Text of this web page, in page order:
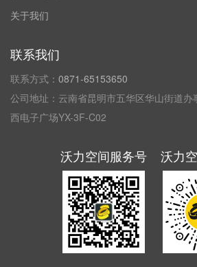
关于我们
联系我们
联系方式： 0871-65153650
公司地址：云南省昆明市五华区华山街道
西电子广场YX-3F-C02
沃力空间服务号 沃力